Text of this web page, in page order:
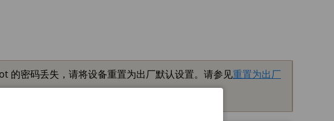
的密码丢失，请将设备重置为出厂默认设置。请参见重置为出厂